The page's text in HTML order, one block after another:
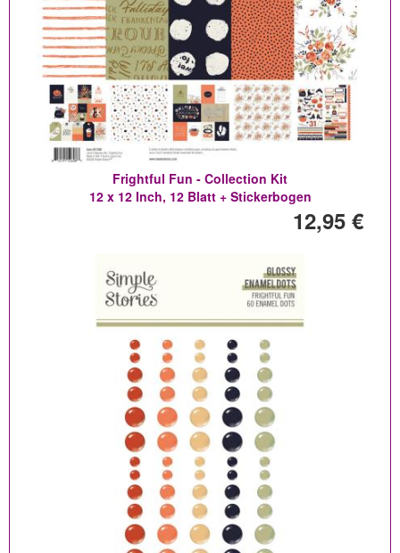
Frightful Fun - Collection Kit
12 x 12 Inch, 12 Blatt + Stickerbogen
12,95 €